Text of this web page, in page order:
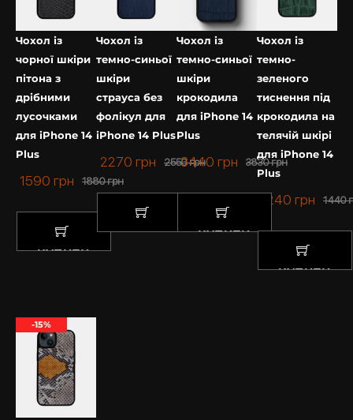
Чохол із
чорної шкіри
пітона з
дрібними
лусочками
для iPhone 14
Plus
1880грн
1590 грн
КУПИТИ
Чохол із
темно-синьої
шкіри
страуса без
фолікул для
iPhone 14 Plus
2550грн
2270 грн
Чохол із
темно-синьої
шкіри
крокодила
для iPhone 14
Plus
3830грн
3440 грн
КУПИТИ
Чохол із
темно-
зеленого
тиснення під
крокодила на
телячій шкірі
для iPhone 14
Plus
1440
1240 грн
КУПИТИ
-15%